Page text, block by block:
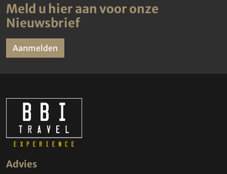
Meld u hier aan voor onze
Nieuwsbrief
Aanmelden
Advies